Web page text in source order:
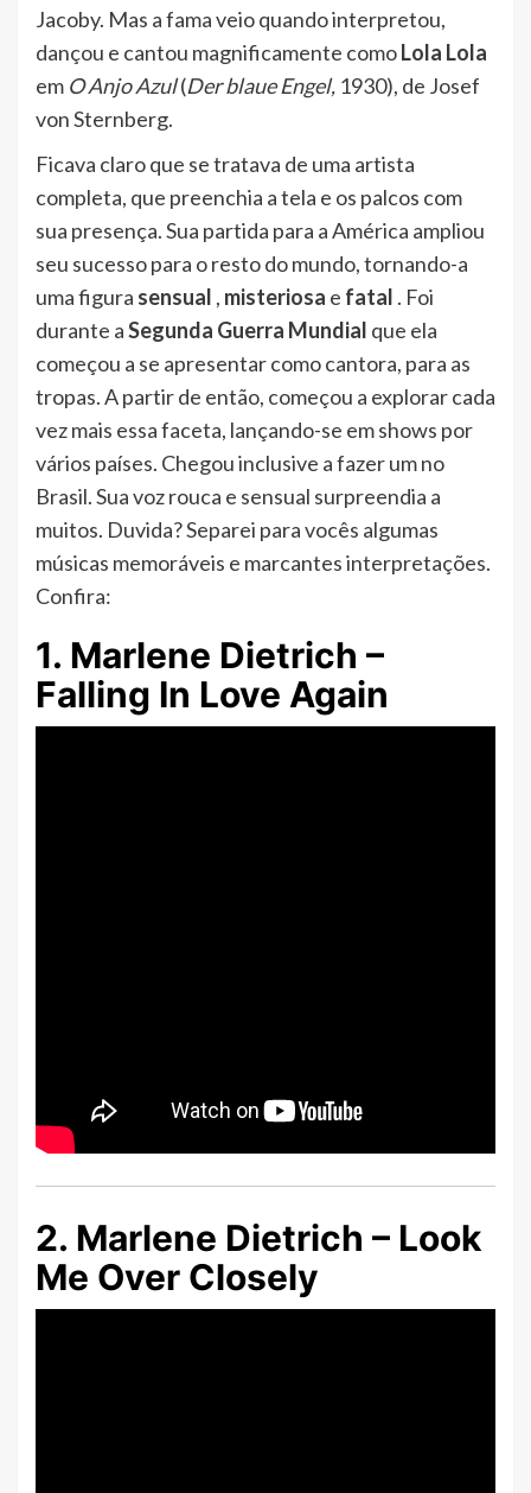
Jacoby. Mas a fama veio quando interpretou,
dançou e cantou magnificamente comoLola Lola
em O Anjo Azul(Der blaue Engel, 1930), de Josef
von Sternberg.
Ficava claro que se tratava de uma artista
completa, que preenchia a tela e os palcos com
sua presença. Sua partida para a América ampliou
seu sucesso para o resto do mundo, tornando-a
uma figura sensual , misteriosa e fatal . Foi
durante aSegunda Guerra Mundial que ela
começou a se apresentar como cantora, para as
tropas. A partir de então, começou a explorar cada
vez mais essa faceta, lançando-se em shows por
vários países. Chegou inclusive a fazer um no
Brasil. Sua voz rouca e sensual surpreendia a
muitos. Duvida? Separei para vocês algumas
músicas memoráveis e marcantes interpretações.
Confira:
1. Marlene Dietrich –
Falling In Love Again
2. Marlene Dietrich – Look
Me Over Closely